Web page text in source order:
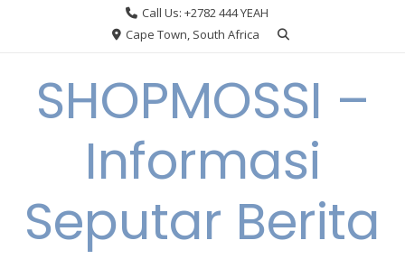
Call Us: +2782 444 YEAH
Cape Town, South Africa
SHOPMOSSI –
Informasi
Seputar Berita